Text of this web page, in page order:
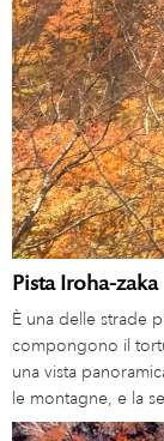
Pista Iroha-zaka
È una delle strade
compongono il
una vista
le montagne, e la